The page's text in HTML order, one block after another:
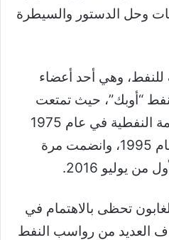
وحل الدستور والسيطرة
وهي أحد أعضاء
“أوبك”، حيث تمتعت
بكامل العضوية في المنظمة النفطية في عام 1975
لكنها أنهت عضويتها في عام 1995، وانضمت مرة
يوليو 2016.
تحظى بالاهتمام في
اكتشاف العديد من رواسب النفط